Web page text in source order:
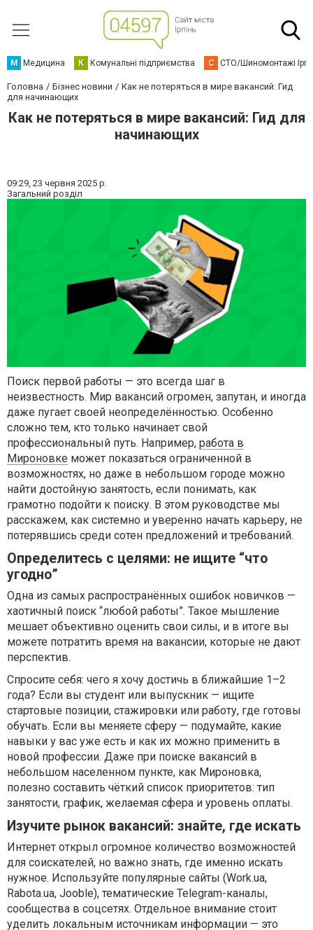
М Медицина К Комунальні підприємства С СТО/Шиномонтажі
Головна Бізнес новини
Как не потеряться в мире вакансий: Гид
для начинающих
Как не потеряться в мире вакансий: Гид для
начинающих
09:29, 23 червня 2025 р.
Загальний розділ
Поиск первой работы — это всегда шаг в
неизвестность. Мир вакансий огромен, запутан, и иногда
даже пугает своей неопределённостью. Особенно
сложно тем, кто только начинает свой
профессиональный путь. Например, работа в
Мироновке может показаться ограниченной в
возможностях, но даже в небольшом городе можно
найти достойную занятость, если понимать, как
грамотно подойти к поиску. В этом руководстве мы
расскажем, как системно и уверенно начать карьеру, не
потерявшись среди сотен предложений и требований.
Определитесь с целями: не ищите “что
угодно”
Одна из самых распространённых ошибок новичков —
хаотичный поиск “любой работы”. Такое мышление
мешает объективно оценить свои силы, и в итоге вы
можете потратить время на вакансии, которые не дают
перспектив.
Спросите себя: чего я хочу достичь в ближайшие 1–2
года? Если вы студент или выпускник — ищите
стартовые позиции, стажировки или работу, где готовы
обучать. Если вы меняете сферу — подумайте, какие
навыки у вас уже есть и как их можно применить в
новой профессии. Даже при поиске вакансий в
небольшом населенном пункте, как Мироновка,
полезно составить чёткий список приоритетов: тип
занятости, график, желаемая сфера и уровень оплаты.
Изучите рынок вакансий: знайте, где искать
Интернет открыл огромное количество возможностей
для соискателей, но важно знать, где именно искать
нужное. Используйте популярные сайты (Work.ua,
Rabota.ua, Jooble), тематические Telegram-каналы,
сообщества в соцсетях. Отдельное внимание стоит
уделить локальным источникам информации — это